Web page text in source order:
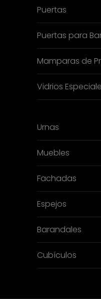
Puertas
Puertas para
Mamparas de
Vidrios
Urnas
Muebles
Fachadas
Espejos
Barandales
Cubículos